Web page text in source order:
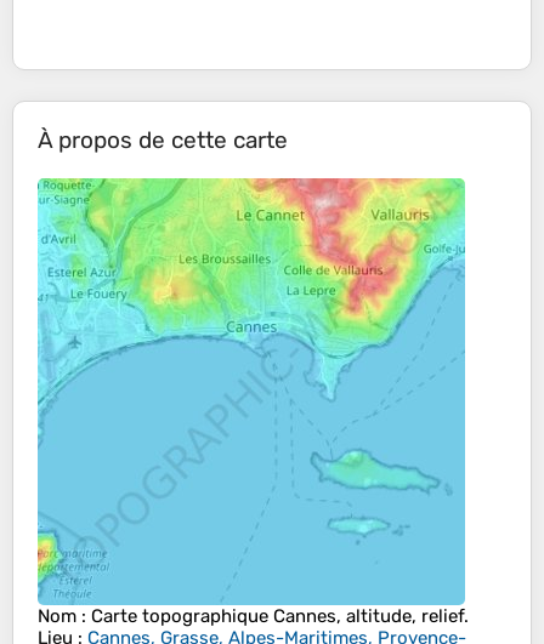
À propos de cette carte
Nom : Carte topographique Cannes, altitude, relief.
Lieu : Cannes, Grasse, Alpes-Maritimes, Provence-